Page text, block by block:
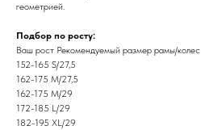
геометрией.
Подбор по росту:
Ваш рост Рекомендуемый размер рамы/колес
152-165 S/27,5
162-175 M/27,5
162-175 M/29
172-185 L/29
182-195 XL/29